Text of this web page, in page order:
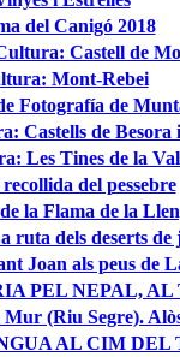
del Canigó 2018
Castell de
Mont-Rebei
Fotografía de
Castells de Besora
Les Tines de la
del pessebre
la Flama de la
ruta dels deserts de
Joan als peus de
PEL NEPAL,
(Riu Segre).
AL CIM DEL